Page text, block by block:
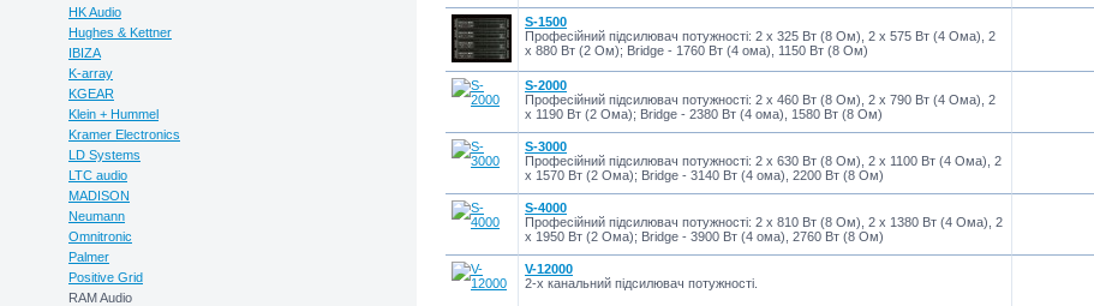
HK Audio
Hughes & Kettner
IBIZA
K-array
KGEAR
Klein + Hummel
Kramer Electronics
LD Systems
LTC audio
MADISON
Neumann
Omnitronic
Palmer
Positive Grid
RAM Audio
S-1500
Професійний підсилювач потужності: 2 x 325 Вт (8 Ом), 2 x 575 Вт (4 Ома), 2
x 880 Вт (2 Ом); Bridge - 1760 Вт (4 ома), 1150 Вт (8 Ом)
S-2000
Професійний підсилювач потужності: 2 x 460 Вт (8 Ом), 2 x 790 Вт (4 Ома), 2
x 1190 Вт (2 Ома); Bridge - 2380 Вт (4 ома), 1580 Вт (8 Ом)
S-3000
Професійний підсилювач потужності: 2 x 630 Вт (8 Ом), 2 x 1100 Вт (4 Ома), 2
x 1570 Вт (2 Ома); Bridge - 3140 Вт (4 ома), 2200 Вт (8 Ом)
S-4000
Професійний підсилювач потужності: 2 x 810 Вт (8 Ом), 2 x 1380 Вт (4 Ома), 2
x 1950 Вт (2 Ома); Bridge - 3900 Вт (4 ома), 2760 Вт (8 Ом)
V-12000
2-х канальний підсилювач потужності.